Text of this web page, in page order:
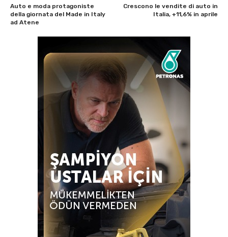
Auto e moda protagoniste
della giornata del Made in Italy
ad Atene
Crescono le vendite di auto in
Italia, +11,6% in aprile